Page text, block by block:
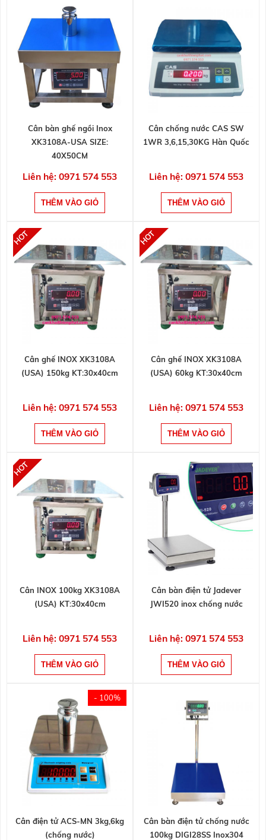
Cân bàn ghế ngồi Inox
XK3108A-USA SIZE:
40X50CM
Liên hệ: 0971 574 553
Cân chống nước CAS SW
1WR 3,6,15,30KG Hàn Quốc
Liên hệ: 0971 574 553
Cân ghế INOX XK3108A
(USA) 150kg KT:30x40cm
Liên hệ: 0971 574 553
Cân ghế INOX XK3108A
(USA) 60kg KT:30x40cm
Liên hệ: 0971 574 553
Cân INOX 100kg XK3108A
(USA) KT:30x40cm
Liên hệ: 0971 574 553
Cân bàn điện tử Jadever
JWI520 inox chống nước
Liên hệ: 0971 574 553
- 100%
Cân điện tử ACS-MN 3kg,6kg
(chống nước)
Cân bàn điện tử chống nước
100kg DIGI28SS Inox304